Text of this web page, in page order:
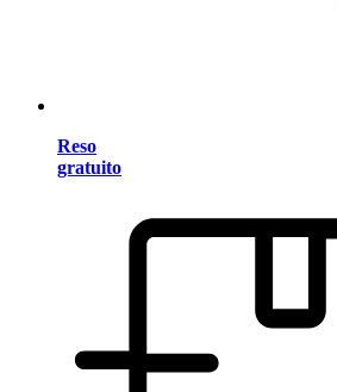
Reso
gratuito